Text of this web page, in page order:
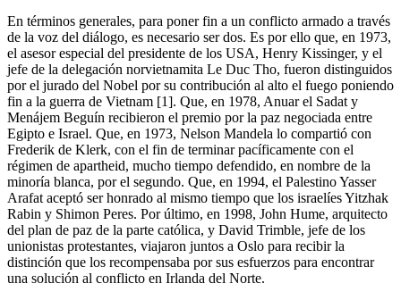
En términos generales, para poner fin a un conflicto armado a través
de la voz del diálogo, es necesario ser dos. Es por ello que, en 1973,
el asesor especial del presidente de los USA, Henry Kissinger, y el
jefe de la delegación norvietnamita Le Duc Tho, fueron distinguidos
por el jurado del Nobel por su contribución al alto el fuego poniendo
fin a la guerra de Vietnam [1]. Que, en 1978, Anuar el Sadat y
Menájem Beguín recibieron el premio por la paz negociada entre
Egipto e Israel. Que, en 1973, Nelson Mandela lo compartió con
Frederik de Klerk, con el fin de terminar pacíficamente con el
régimen de apartheid, mucho tiempo defendido, en nombre de la
minoría blanca, por el segundo. Que, en 1994, el Palestino Yasser
Arafat aceptó ser honrado al mismo tiempo que los israelíes Yitzhak
Rabin y Shimon Peres. Por último, en 1998, John Hume, arquitecto
del plan de paz de la parte católica, y David Trimble, jefe de los
unionistas protestantes, viajaron juntos a Oslo para recibir la
distinción que los recompensaba por sus esfuerzos para encontrar
una solución al conflicto en Irlanda del Norte.